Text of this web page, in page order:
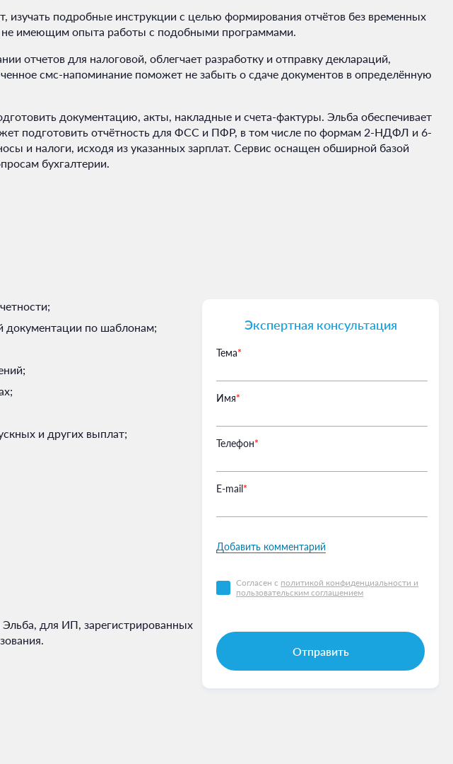
изучать подробные инструкции с целью формирования отчётов без временных
не имеющим опыта работы с подобными программами.
отчетов для налоговой, облегчает разработку и отправку деклараций,
смс-напоминание поможет не забыть о сдаче документов в определённую
документацию, акты, накладные и счета-фактуры. Эльба обеспечивает
подготовить отчётность для ФСС и ПФР, в том числе по формам 2-НДФЛ и 6-
и налоги, исходя из указанных зарплат. Сервис оснащен обширной базой
бухгалтерии.
документации по шаблонам;
и других выплат;
для ИП, зарегистрированных
Экспертная консультация
Тема*
Имя*
Телефон*
Е-mail*
Добавить комментарий
Согласен с политикой конфиденциальности и
пользовательским соглашением